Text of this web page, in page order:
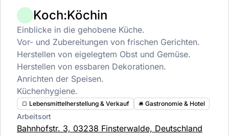
Koch:Köchin
Einblicke in die gehobene Küche.
Vor- und Zubereitungen von frischen Gerichten.
Herstellen von eigelegtem Obst und Gemüse.
Herstellen von essbaren Dekorationen.
Anrichten der Speisen.
Küchenhygiene.
🍞 Lebensmittelherstellung & Verkauf 🛎️ Gastronomie & Hotel
Arbeitsort
Bahnhofstr. 3, 03238 Finsterwalde, Deutschland